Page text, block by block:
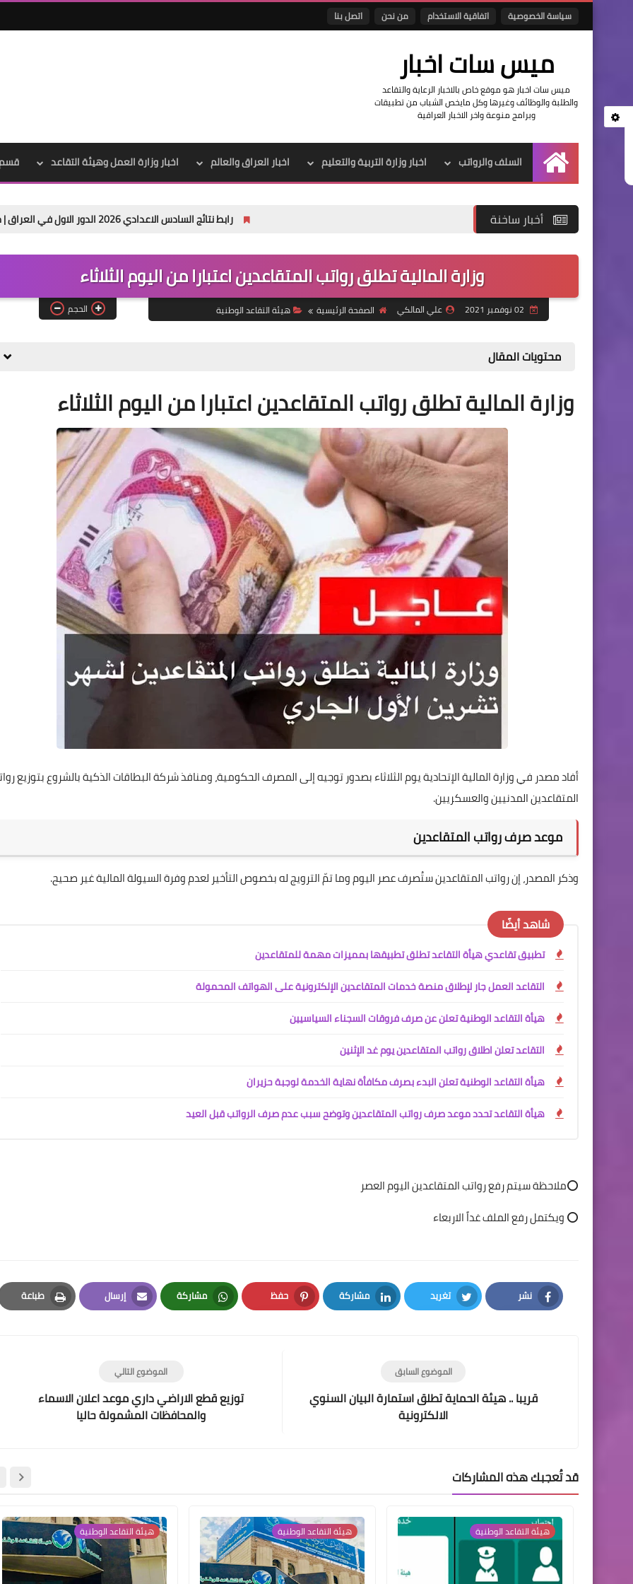
سياسة الخصوصية اتفاقية الاستخدام من نحن اتصل بنا
ميس سات اخبار
ميس سات اخبار هو موقع خاص بالاخبار الرعاية والتقاعد
والطلبة والوظائف وغيرها وكل مايخص الشباب من تطبيقات
وبرامج منوعة واخر الاخبار العراقية
الرئيسية
السلف والرواتب اخبار وزارة التربية والتعليم اخبار العراق والعالم اخبار وزارة العمل وهيئة التقاعد قسم
أخبار ساخنة رابط نتائج السادس الاعدادي 2026 الدور الاول في العراق | موقع نتائجنا
وزارة المالية تطلق رواتب المتقاعدين اعتبارا من اليوم الثلاثاء
علي المالكي الصفحة الرئيسية هيئة التقاعد الوطنية الحجم
محتويات المقال
وزارة المالية تطلق رواتب المتقاعدين اعتبارا من اليوم الثلاثاء
أفاد مصدر في وزارة المالية الإتحادية يوم الثلاثاء بصدور توجيه إلى المصرف الحكومية، ومنافذ شركة البطاقات الذكية بالشروع بتوزيع
المتقاعدين المدنيين والعسكريين.
موعد صرف رواتب المتقاعدين
وذكر المصدر، إن رواتب المتقاعدين ستُصرف عصر اليوم وما تمّ الترويج له بخصوص التأخير لعدم وفرة السيولة المالية غير صحيح.
شاهد أيضًا
تطبيق تقاعدي هيأة التقاعد تطلق تطبيقها بمميزات مهمة للمتقاعدين
التقاعد العمل جار لإطلاق منصة خدمات المتقاعدين الإلكترونية على الهواتف المحمولة
هيأة التقاعد الوطنية تعلن عن صرف فروقات السجناء السياسيين
التقاعد تعلن اطلاق رواتب المتقاعدين يوم غد الإثنين
هيأة التقاعد الوطنية تعلن البدء بصرف مكافأة نهاية الخدمة لوجبة حزيران
هيأة التقاعد تحدد موعد صرف رواتب المتقاعدين وتوضح سبب عدم صرف الرواتب قبل العيد
⭕ملاحظة سيتم رفع رواتب المتقاعدين اليوم العصر
⭕️ ويكتمل رفع الملف غداً الاربعاء
نشر
Facebook
تغريد
Twitter
مشاركة
LinkedIn
حفظ
Pinterest
مشاركة
Whatsapp
إرسال
Email
طباعة
Print
الموضوع التالي
توزيع قطع الاراضي داري موعد اعلان الاسماء
والمحافظات المشمولة حاليا
الموضوع السابق
قريبا .. هيئة الحماية تطلق استمارة البيان السنوي
الالكترونية
قد تُعجبك هذه المشاركات
هيئة التقاعد الوطنية هيئة التقاعد الوطنية هيئة التقاعد الوطنية
علي المالكي
03 أكتوبر 2021
علي المالكي
03 أكتوبر 2021
علي المالكي
02 أكتوبر 2021
علي المالكي
30 سبتمبر 2021
علي المالكي
30 سبتمبر 2021
علي المالكي
علي المالكي
02 فبراير 2024
علي المالكي
30 يناير 2024
علي المالكي
19 فبراير 2024
علي المالكي
17 فبراير 2024